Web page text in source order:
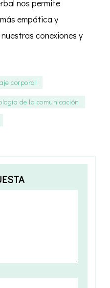
nos permite
empática y
conexiones y
corporal
de la comunicación